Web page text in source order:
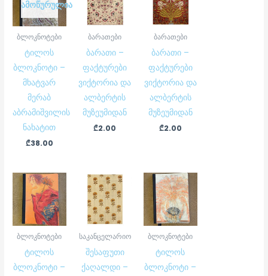
ᲐᲛᲝᲬᲣᲠᲣᲚᲘᲐ
ბლოკნოტები
ტილოს
ბლოკნოტი –
მხატვარ
მერაბ
აბრამიშვილის
ნახატით
₾38.00
ბარათები
ბარათი –
ფაქტურები
ვიქტორია და
ალბერტის
მუზეუმიდან
₾2.00
ბარათები
ბარათი –
ფაქტურები
ვიქტორია და
ალბერტის
მუზეუმიდან
₾2.00
ბლოკნოტები
ტილოს
ბლოკნოტი –
საკანცელარიო
შესაფუთი
ქაღალდი –
ბლოკნოტები
ტილოს
ბლოკნოტი –